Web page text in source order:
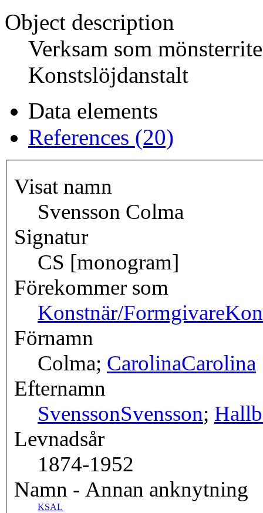
Object description
Verksam som
Konstslöjdanstalt
Data elements
References (20)
Visat namn
Svensson Colma
Signatur
CS [monogram]
Förekommer som
Konstnär/Formgivare
Förnamn
Colma; CarolinaCarolina
Efternamn
SvenssonSvensson;
Levnadsår
1874-1952
Namn - Annan anknytning
KSAL